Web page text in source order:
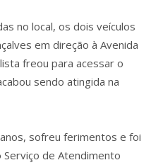
no local, os dois veículos
em direção à Avenida
freou para acessar o
sendo atingida na
sofreu ferimentos e foi
de Atendimento